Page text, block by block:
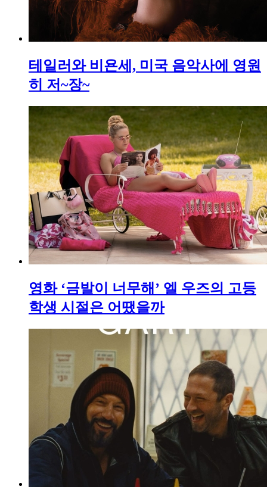
테일러와 비욘세, 미국 음악사에 영원
히 저~장~
영화 ‘금발이 너무해’ 엘 우즈의 고등
학생 시절은 어땠을까